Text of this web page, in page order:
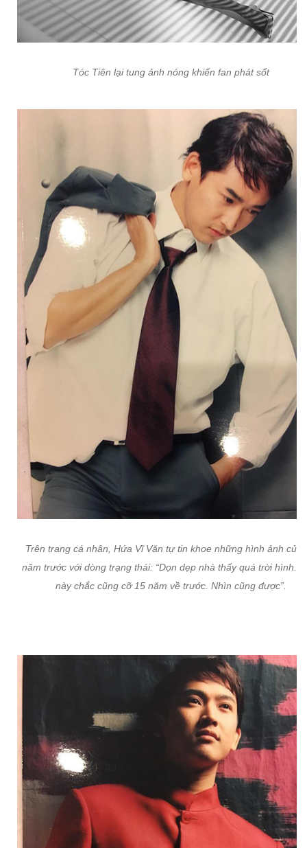
Tóc Tiên lại tung ảnh nóng khiến fan phát sốt
Trên trang cá nhân, Hứa Vĩ Văn tự tin khoe những hình ảnh của
năm trước với dòng trạng thái: “Dọn dẹp nhà thấy quá trời hình.
này chắc cũng cỡ 15 năm về trước. Nhìn cũng được”.